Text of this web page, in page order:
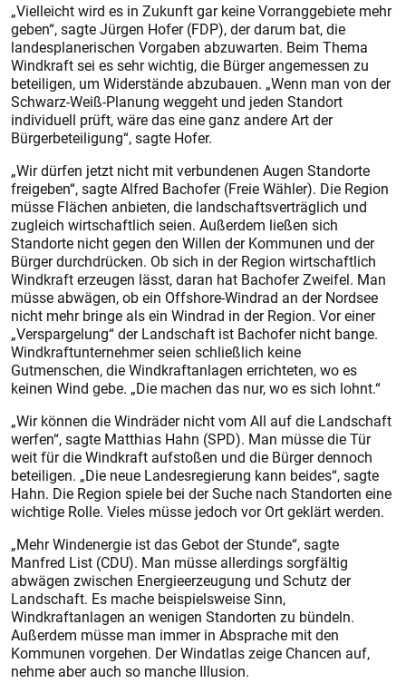
„Vielleicht wird es in Zukunft gar keine Vorranggebiete mehr
geben“, sagte Jürgen Hofer (FDP), der darum bat, die
landesplanerischen Vorgaben abzuwarten. Beim Thema
Windkraft sei es sehr wichtig, die Bürger angemessen zu
beteiligen, um Widerstände abzubauen. „Wenn man von der
Schwarz-Weiß-Planung weggeht und jeden Standort
individuell prüft, wäre das eine ganz andere Art der
Bürgerbeteiligung“, sagte Hofer.
„Wir dürfen jetzt nicht mit verbundenen Augen Standorte
freigeben“, sagte Alfred Bachofer (Freie Wähler). Die Region
müsse Flächen anbieten, die landschaftsverträglich und
zugleich wirtschaftlich seien. Außerdem ließen sich
Standorte nicht gegen den Willen der Kommunen und der
Bürger durchdrücken. Ob sich in der Region wirtschaftlich
Windkraft erzeugen lässt, daran hat Bachofer Zweifel. Man
müsse abwägen, ob ein Offshore-Windrad an der Nordsee
nicht mehr bringe als ein Windrad in der Region. Vor einer
„Verspargelung“ der Landschaft ist ­Bachofer nicht bange.
Windkraftunternehmer seien schließlich keine
Gutmenschen, die Windkraftanlagen errichteten, wo es
keinen Wind gebe. „Die machen das nur, wo es sich lohnt.“
„Wir können die Windräder nicht vom All auf die Landschaft
werfen“, sagte Matthias Hahn (SPD). Man müsse die Tür
weit für die Windkraft aufstoßen und die Bürger dennoch
beteiligen. „Die neue Landesregierung kann beides“, sagte
Hahn. Die Region spiele bei der Suche nach Standorten eine
wichtige Rolle. Vieles müsse jedoch vor Ort geklärt werden.
„Mehr Windenergie ist das Gebot der Stunde“, sagte
Manfred List (CDU). Man müsse allerdings sorgfältig
abwägen zwischen Energieerzeugung und Schutz der
Landschaft. Es mache beispielsweise Sinn,
Windkraftanlagen an wenigen Standorten zu bündeln.
Außerdem müsse man immer in Absprache mit den
Kommunen vorgehen. Der Windatlas zeige Chancen auf,
nehme aber auch so manche Illusion.